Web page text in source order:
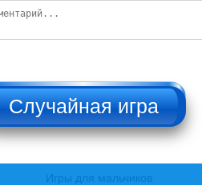
НЕ НАЖИМАТЬ!!!
Игры для мальчиков